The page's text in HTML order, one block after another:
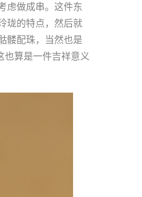
虑做成串。这件东
珑的特点，然后就
髅配珠，当然也是
也算是一件吉祥意义